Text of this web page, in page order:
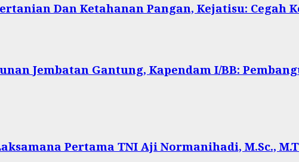
Dan Ketahanan Pangan, Kejatisu: Cegah
Jembatan Gantung, Kapendam I/BB:
Pertama TNI Aji Normanihadi, M.Sc.,